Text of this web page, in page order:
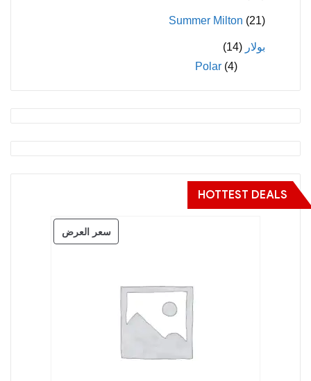
Summer Milton (21)
بولار (14)
Polar (4)
HOTTEST DEALS
سعر العرض